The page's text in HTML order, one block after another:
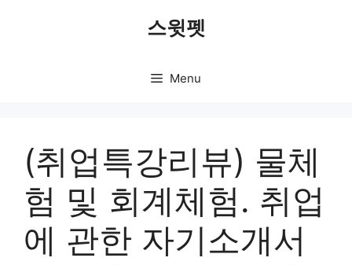
스윗펫
Menu
(취업특강리뷰) 물체
험 및 회계체험. 취업
에 관한 자기소개서